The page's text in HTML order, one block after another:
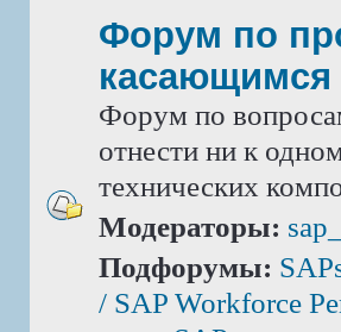
Форум по
касающимся
Форум по
отнести ни к
технических
Модераторы:
Подфорумы:
/ SAP Workforce